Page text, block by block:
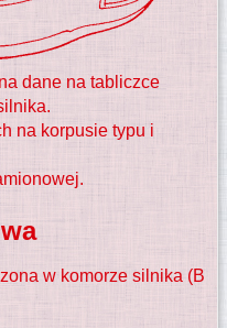
dane na tabliczce
na korpusie typu i
w komorze silnika (B